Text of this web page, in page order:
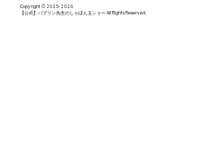
Copyright © 2025-2026
【公式】バブリン先生のしゃぼん玉ショー All Rights Reserved.